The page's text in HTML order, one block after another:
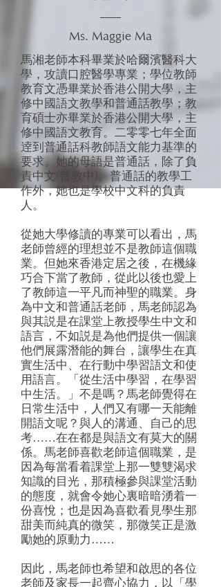
Ms. Maggie Ma
馬湘老師本科畢業於哈爾濱醫科大
學，攻讀口腔醫學專業；學位教師
教育文憑畢業於香港公開大學，主
修中國語文教學和普通話教學；教
育碩士亦畢業於香港公開大學，主
修中國語文教育。二零零七年全面
逹到普通話科教師語文能力基準的
要求。她的母語是普通話，除了負
責中文(普教中)、普通話的教學工
作外，她也是學校中文科的負責
人。
從她大學修讀的專業可以看出，馬
老師曾經的理想並不是教師這個職
業。但她來香港定居之後，在機緣
巧合下當了教師，從此以後也愛上
了教師這一平凡而神聖的職業。身
為中文和普通話老師，馬老師認為
與其説是在課堂上教授學生中文和
語言，不如説是為他們提供一個讓
他們展露潛能的舞台，讓學生在真
實生活中、在行動中學習語文和使
用語言。「從生活中學習，在學習
中生活。」不是嗎？馬老師覺得在
日常生活中，人們又有哪一天能離
開語文呢？與人的溝通、自己的思
考……在在都是與語文有莫大的關
係。馬老師喜歡老師這個職業，是
因為每當看着課堂上那一雙雙渴求
知識的目光，那積極參與課堂活動
的態度，就會令她心裏暗暗湧着一
份喜悅；也是因為喜歡看見學生那
甜美而純真的微笑，那微笑正是激
勵她的原動力……
因此，馬老師也希望和啟思的各位
老師及家長一起齊心協力，以「學